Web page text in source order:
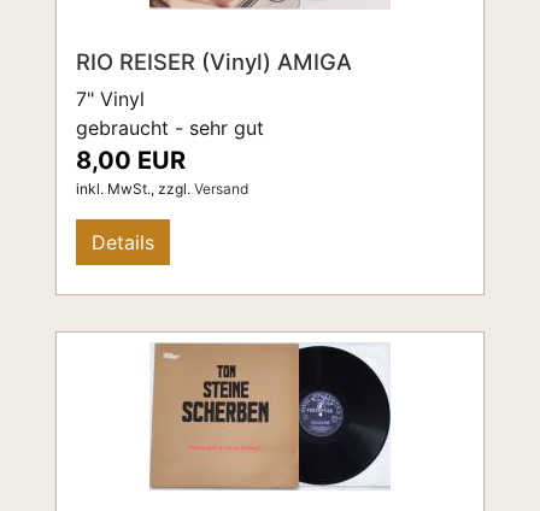
RIO REISER (Vinyl) AMIGA
7" Vinyl
gebraucht - sehr gut
8,00 EUR
inkl. MwSt., zzgl. Versand
Details